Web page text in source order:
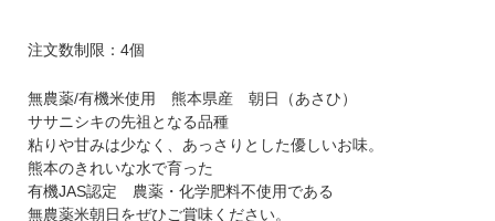
注文数制限：4個
無農薬/有機米使用 熊本県産 朝日（あさひ）
ササニシキの先祖となる品種
粘りや甘みは少なく、あっさりとした優しいお味。
熊本のきれいな水で育った
有機JAS認定 農薬・化学肥料不使用である
無農薬米朝日をぜひご賞味ください。